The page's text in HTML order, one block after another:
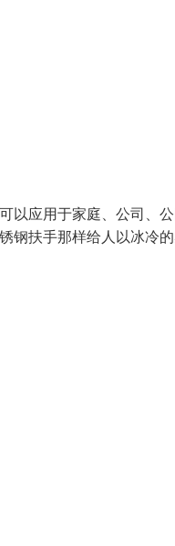
以应用于家庭、公司、
钢扶手那样给人以冰冷